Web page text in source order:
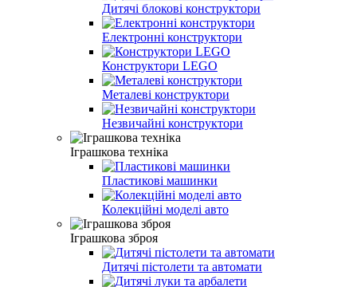
Дитячі блокові конструктори
Електронні конструктори
Конструктори LEGO
Металеві конструктори
Незвичайні конструктори
Іграшкова техніка
Пластикові машинки
Колекційні моделі авто
Іграшкова зброя
Дитячі пістолети та автомати